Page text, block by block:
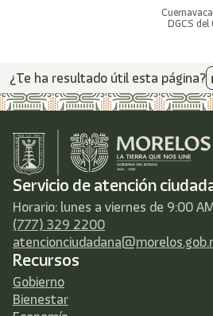
DGCS del
¿Te ha resultado útil esta página?
Servicio de atención
Horario: lunes a viernes de 9:00
(777) 329 2200
Recursos
Gobierno
Bienestar